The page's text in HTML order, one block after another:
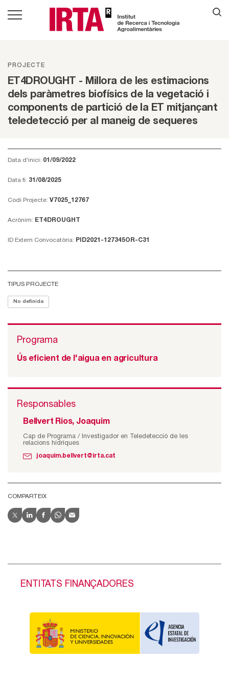
PROJECTE
ET4DROUGHT - Millora de les estimacions
dels paràmetres biofísics de la vegetació i
components de partició de la ET mitjançant
teledetecció per al maneig de sequeres
Data d'inici: 01/09/2022
Data fi: 31/08/2025
Codi Projecte: V7025_12767
Acrònim: ET4DROUGHT
ID Extern Convocatòria: PID2021-127345OR-C31
TIPUS PROJECTE
No definida
Programa
Ús eficient de l'aigua en agricultura
Responsables
Bellvert Rios, Joaquim
Cap de Programa / Investigador en Teledetecció de les
relacions hídriques
joaquim.bellvert@irta.cat
COMPARTEIX
ENTITATS FINANÇADORES